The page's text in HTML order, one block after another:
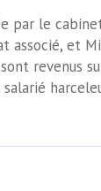
par le
associé, et
revenus